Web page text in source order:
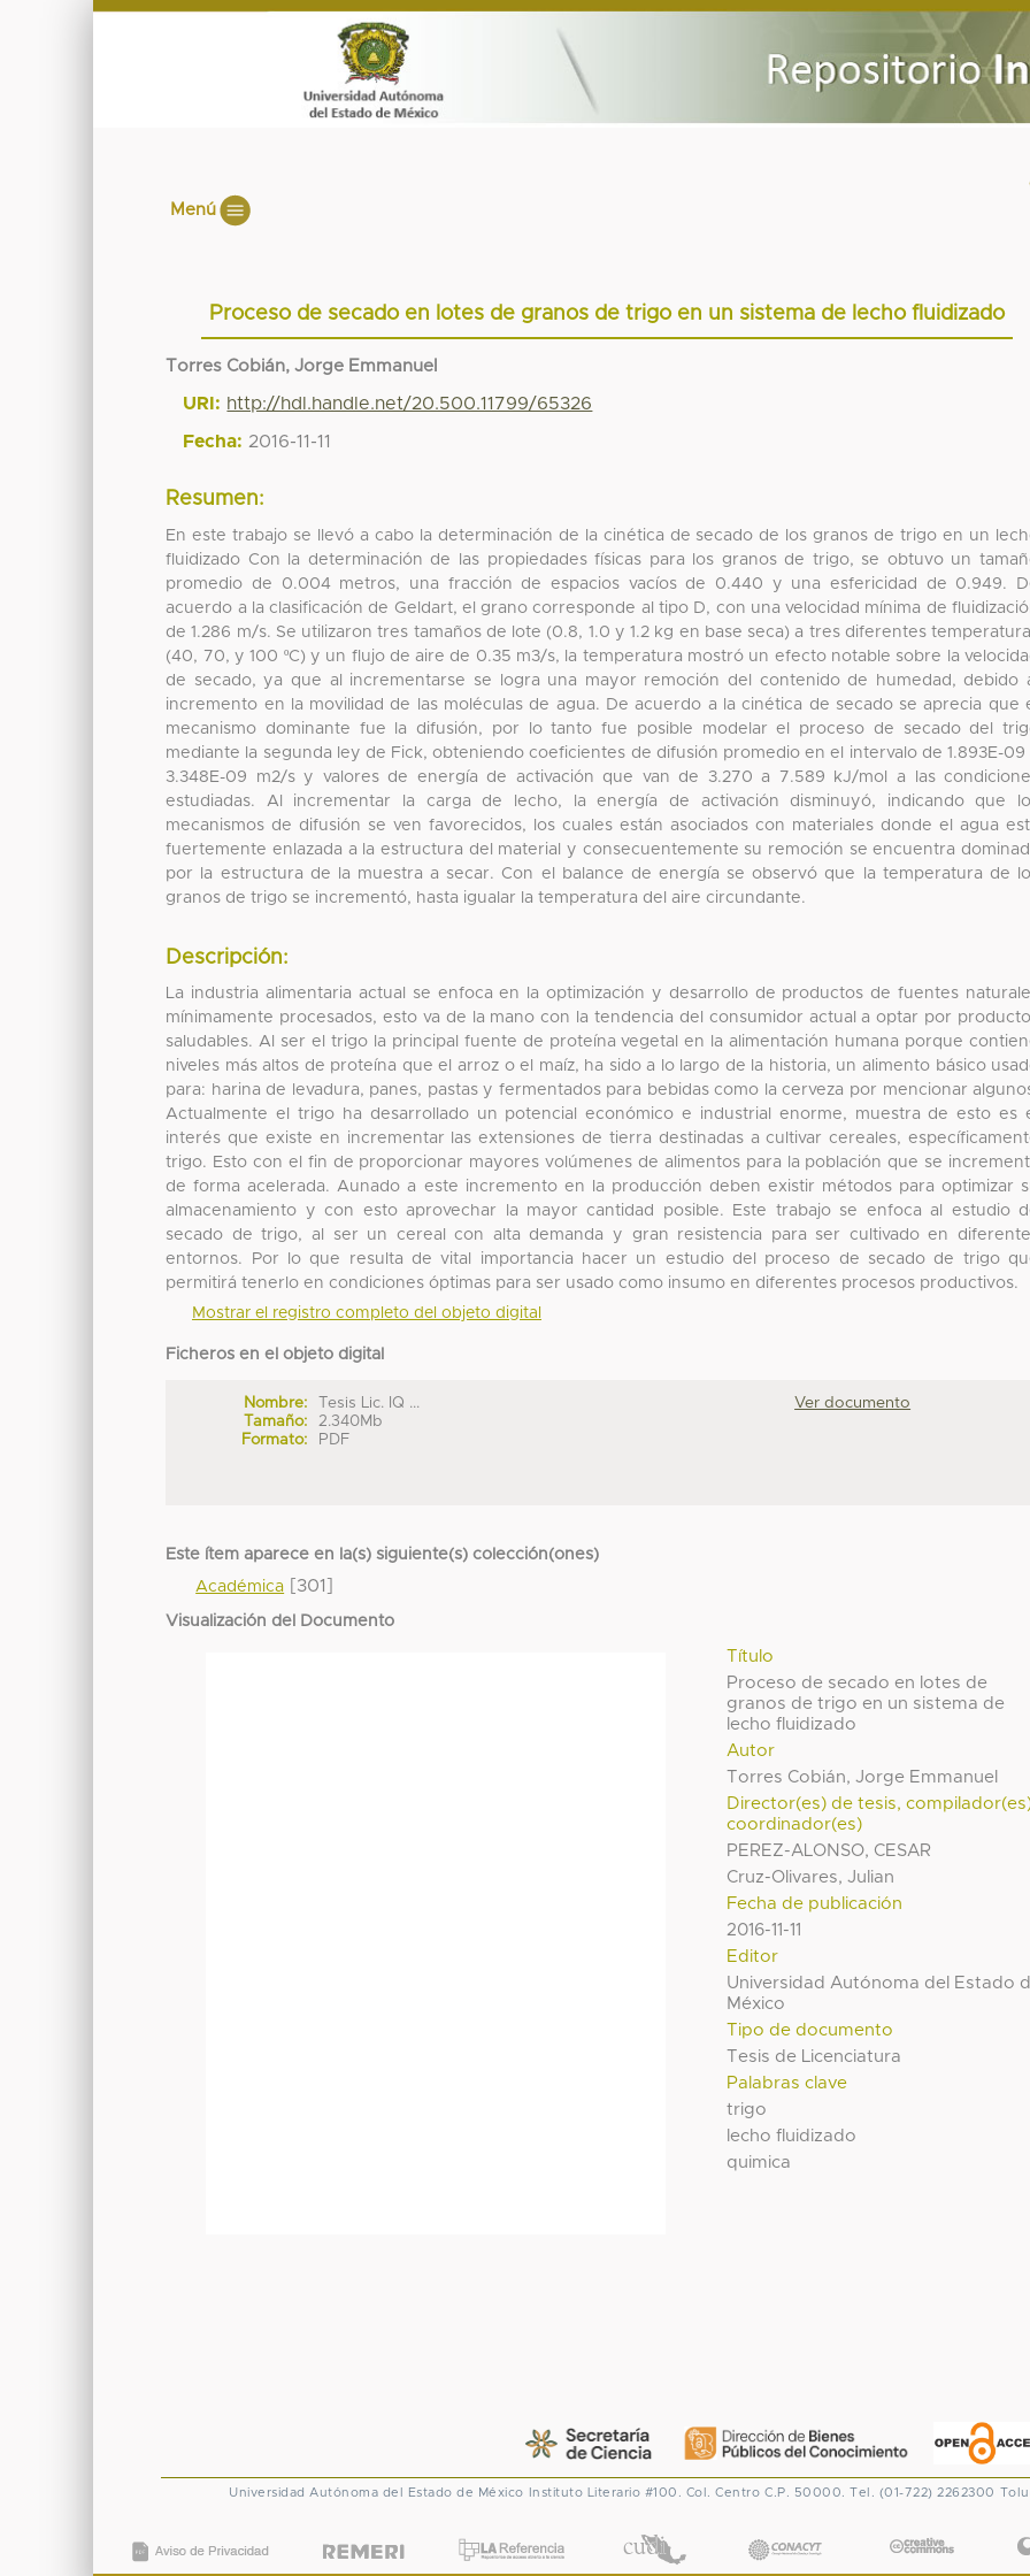
Menú
Proceso de secado en lotes de granos de trigo en un sistema de lecho fluidizado
Torres Cobián, Jorge Emmanuel
URI: http://hdl.handle.net/20.500.11799/65326
Fecha: 2016-11-11
Resumen:
En este trabajo se llevó a cabo la determinación de la cinética de secado de los granos de trigo en un
fluidizado Con la determinación de las propiedades físicas para los granos de trigo, se obtuvo un
promedio de 0.004 metros, una fracción de espacios vacíos de 0.440 y una esfericidad de 0.949.
acuerdo a la clasificación de Geldart, el grano corresponde al tipo D, con una velocidad mínima de
de 1.286 m/s. Se utilizaron tres tamaños de lote (0.8, 1.0 y 1.2 kg en base seca) a tres diferentes
(40, 70, y 100 ºC) y un flujo de aire de 0.35 m3/s, la temperatura mostró un efecto notable sobre la
de secado, ya que al incrementarse se logra una mayor remoción del contenido de humedad, debido
incremento en la movilidad de las moléculas de agua. De acuerdo a la cinética de secado se aprecia que
mecanismo dominante fue la difusión, por lo tanto fue posible modelar el proceso de secado del
mediante la segunda ley de Fick, obteniendo coeficientes de difusión promedio en el intervalo de 1.893E-09
3.348E-09 m2/s y valores de energía de activación que van de 3.270 a 7.589 kJ/mol a las
estudiadas. Al incrementar la carga de lecho, la energía de activación disminuyó, indicando que
mecanismos de difusión se ven favorecidos, los cuales están asociados con materiales donde el agua
fuertemente enlazada a la estructura del material y consecuentemente su remoción se encuentra
por la estructura de la muestra a secar. Con el balance de energía se observó que la temperatura de
granos de trigo se incrementó, hasta igualar la temperatura del aire circundante.
Descripción:
La industria alimentaria actual se enfoca en la optimización y desarrollo de productos de fuentes
mínimamente procesados, esto va de la mano con la tendencia del consumidor actual a optar por
saludables. Al ser el trigo la principal fuente de proteína vegetal en la alimentación humana porque
niveles más altos de proteína que el arroz o el maíz, ha sido a lo largo de la historia, un alimento básico
para: harina de levadura, panes, pastas y fermentados para bebidas como la cerveza por mencionar
Actualmente el trigo ha desarrollado un potencial económico e industrial enorme, muestra de esto es
interés que existe en incrementar las extensiones de tierra destinadas a cultivar cereales,
trigo. Esto con el fin de proporcionar mayores volúmenes de alimentos para la población que se
de forma acelerada. Aunado a este incremento en la producción deben existir métodos para optimizar
almacenamiento y con esto aprovechar la mayor cantidad posible. Este trabajo se enfoca al estudio
secado de trigo, al ser un cereal con alta demanda y gran resistencia para ser cultivado en
entornos. Por lo que resulta de vital importancia hacer un estudio del proceso de secado de trigo
permitirá tenerlo en condiciones óptimas para ser usado como insumo en diferentes procesos productivos.
Mostrar el registro completo del objeto digital
Ficheros en el objeto digital
Nombre:
Tesis Lic. IQ ...
Tamaño:
2.340Mb
Formato:
PDF
Ver documento
Este ítem aparece en la(s) siguiente(s) colección(ones)
Académica [301]
Visualización del Documento
Título
Proceso de secado en lotes de
granos de trigo en un sistema de
lecho fluidizado
Autor
Torres Cobián, Jorge Emmanuel
Director(es) de tesis,
coordinador(es)
PEREZ-ALONSO, CESAR
Cruz-Olivares, Julian
Fecha de publicación
2016-11-11
Editor
Universidad Autónoma del Estado
México
Tipo de documento
Tesis de Licenciatura
Palabras clave
trigo
lecho fluidizado
quimica
Universidad Autónoma del Estado de México Instituto Literario #100. Col. Centro C.P. 50000. Tel. (01-722) 2262300